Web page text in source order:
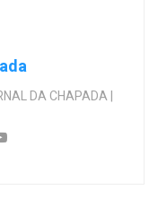
DA CHAPADA |